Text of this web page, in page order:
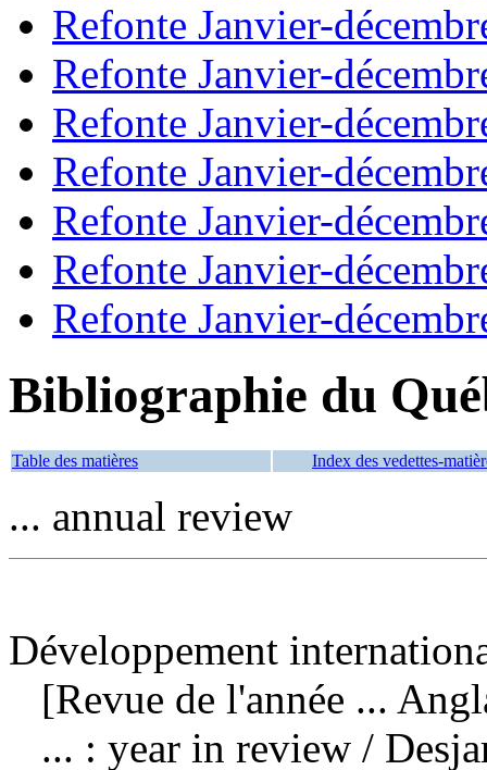
Refonte Janvier-
Refonte Janvier-
Refonte Janvier-
Refonte Janvier-
Refonte Janvier-
Refonte Janvier-
Refonte Janvier-
Bibliographie du
Table des matières Index des vedettes-
... annual review
Développement
[Revue de l'année ...
... : year in review /